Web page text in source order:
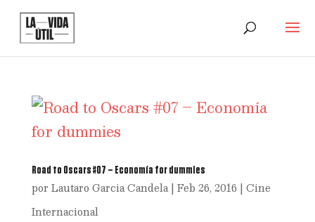
Road to Oscars #07 – Economía for dummies
por Lautaro Garcia Candela| Feb 26, 2016 | Cine
Internacional